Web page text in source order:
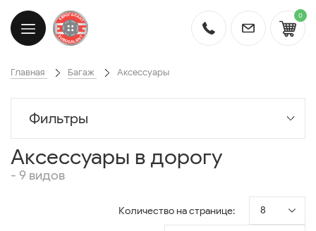
0
Главная Багаж Аксессуары
Фильтры
Аксессуары в дорогу
- 9 видов
Количество на странице: 8